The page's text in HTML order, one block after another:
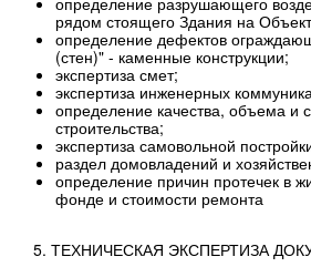
рядом стоящего Здания на
определение дефектов
(стен)" - каменные конструкции;
экспертиза смет;
экспертиза инженерных
определение качества, объема и
строительства;
экспертиза самовольной
раздел домовладений и
определение причин протечек в
фонде и стоимости ремонта
5. ТЕХНИЧЕСКАЯ ЭКСПЕРТИЗА